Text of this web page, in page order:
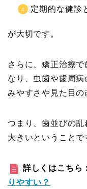
定期的な健診
が大切です。
さらに、矯正治療で
なり、虫歯や歯周
みやすさや見た目の
つまり、歯並びの
大きいということで
詳しくはこちら
りやすい？